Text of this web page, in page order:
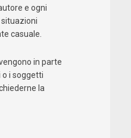
e ogni
casuale.
in parte
o i soggetti
la